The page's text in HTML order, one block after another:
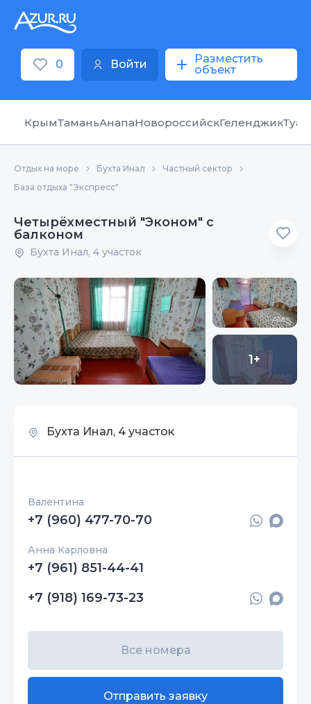
0 Войти
Разместить
объект
КрымТаманьАнапаНовороссийскГеленджик
Отдых на море Бухта Инал
Частный сектор
База отдыха "Экспресс"
Четырёхместный "Эконом" с
балконом
Бухта Инал, 4 участок
1+
Бухта Инал, 4 участок
Валентина
+7 (960) 477-70-70
Анна Карловна
+7 (961) 851-44-41
+7 (918) 169-73-23
Все номера
Отправить заявку